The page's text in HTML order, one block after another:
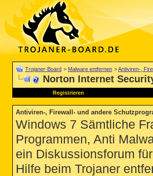
Trojaner-Board > Malware entfernen >Antiviren-,
Norton Internet
Registrieren
Antiviren-, Firewall- und andere
Windows 7 Sämtliche
Programmen, Anti
ein Diskussionsforum
Hilfe beim Trojaner